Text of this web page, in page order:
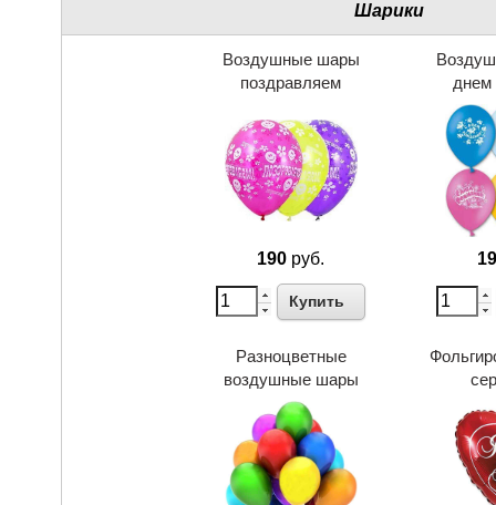
Шарики
Воздушные шары
поздравляем
190 руб.
Купить
днем
Разноцветные
воздушные шары